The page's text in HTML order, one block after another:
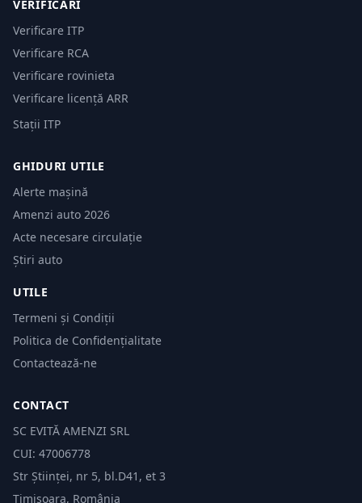
VERIFICĂRI
Verificare ITP
Verificare RCA
Verificare rovinieta
Verificare licență ARR
Stații ITP
GHIDURI UTILE
Alerte mașină
Amenzi auto 2026
Acte necesare circulație
Știri auto
UTILE
Termeni și Condiții
Politica de Confidențialitate
Contactează-ne
CONTACT
SC EVITĂ AMENZI SRL
CUI: 47006778
Str Științei, nr 5, bl.D41, et 3
Timișoara, România